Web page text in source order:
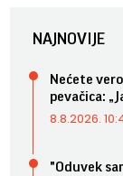
NAJNOVIJE
Nećete
pevačica:
8.8.2026.
"Oduvek